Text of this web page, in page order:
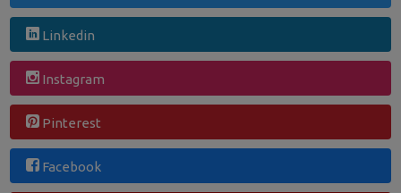
Linkedin
Instagram
Pinterest
Facebook